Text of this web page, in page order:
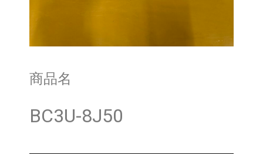
商品名
BC3U-8J50